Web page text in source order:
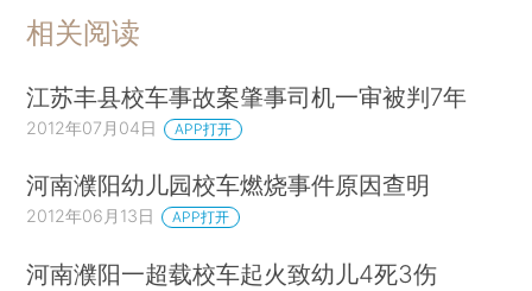
相关阅读
江苏丰县校车事故案肇事司机一审被判7年
2012年07月04日 APP打开
河南濮阳幼儿园校车燃烧事件原因查明
2012年06月13日 APP打开
河南濮阳一超载校车起火致幼儿4死3伤